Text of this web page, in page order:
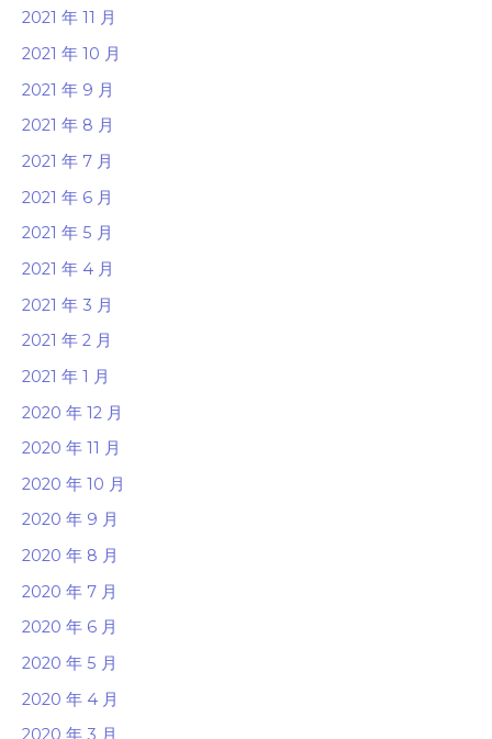
2021 年 11 月
2021 年 10 月
2021 年 9 月
2021 年 8 月
2021 年 7 月
2021 年 6 月
2021 年 5 月
2021 年 4 月
2021 年 3 月
2021 年 2 月
2021 年 1 月
2020 年 12 月
2020 年 11 月
2020 年 10 月
2020 年 9 月
2020 年 8 月
2020 年 7 月
2020 年 6 月
2020 年 5 月
2020 年 4 月
2020 年 3 月